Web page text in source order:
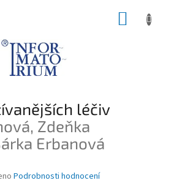
léčiv
Zdeňka
Erbanová
Podrobnosti hodnocení